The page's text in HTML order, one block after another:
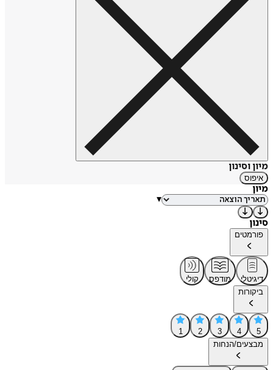
מיון וסינון
איפוס
מיון
▾
סינון
פורמטים
דיגיטלי מודפס
קולי
ביקורות
5
4
3
2
1
מבצעים/הנחות